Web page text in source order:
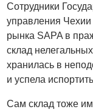
Сотрудники
управления Чехии
рынка SAPA в
склад
хранилась в
и успела
Сам склад тоже